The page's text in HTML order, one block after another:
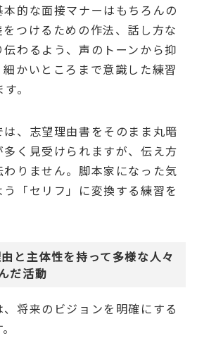
的な面接マナーはもちろんの
つけるための作法、話し方な
わるよう、声のトーンから抑
かいところまで意識した練習
。
、志望理由書をそのまま丸暗
く見受けられますが、伝え方
りません。脚本家になった気
「セリフ」に変換する練習を
と主体性を持って多様な人々
だ活動
将来のビジョンを明確にする